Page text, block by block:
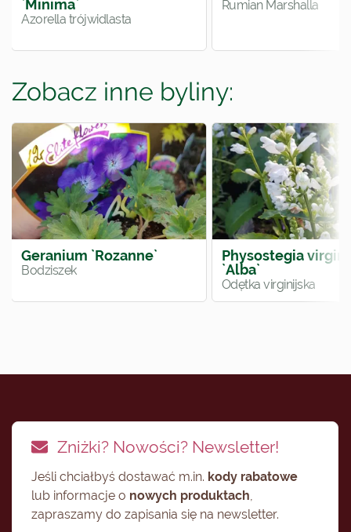
`Minima`
Azorella trójwidlasta
Rumian Marshalla
Zobacz inne byliny:
Geranium `Rozanne`
Bodziszek
Physostegia
`Alba`
Odętka virginijska
Zniżki? Nowości? Newsletter!
Jeśli chciałbyś dostawać m.in. kody rabatowe
lub informacje o nowych produktach
zapraszamy do zapisania się na newsletter.